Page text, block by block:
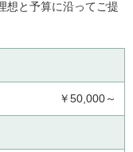
想と予算に沿ってご提
￥50,000～